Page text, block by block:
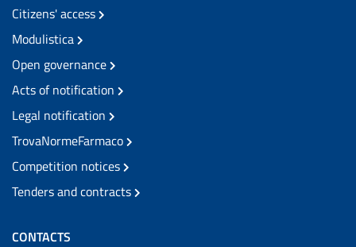
Citizens' access
Modulistica
Open governance
Acts of notification
Legal notification
TrovaNormeFarmaco
Competition notices
Tenders and contracts
CONTACTS